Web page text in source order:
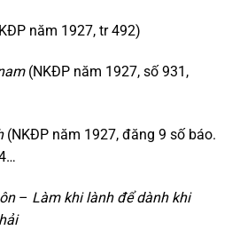
năm 1927, tr 492)
(NKĐP năm 1927, số 931,
(NKĐP năm 1927, đăng 9 số báo.
– Làm khi lành để dành khi